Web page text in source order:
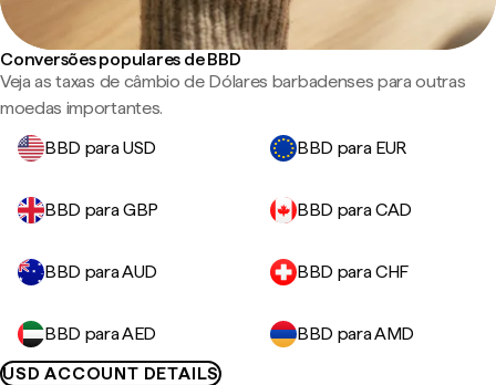
Conversões populares de BBD
Veja as taxas de câmbio de Dólares barbadenses para outras
moedas importantes.
BBD para USD
BBD para EUR
BBD para GBP BBD para CAD
BBD para AUD BBD para CHF
BBD para AED
BBD para AMD
USD ACCOUNT DETAILS